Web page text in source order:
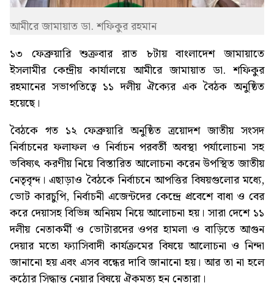
আমীরে জামায়াত ডা. শফিকুর রহমান
১৩ ফেব্রুয়ারি শুক্রবার রাত ৮টায় বাংলাদেশ জামায়াতে
ইসলামীর কেন্দ্রীয় কার্যালয়ে আমীরে জামায়াত ডা. শফিকুর
রহমানের সভাপতিত্বে ১১ দলীয় ঐক্যের এক বৈঠক অনুষ্ঠিত
হয়েছে।
বৈঠকে গত ১২ ফেব্রুয়ারি অনুষ্ঠিত ত্রয়োদশ জাতীয় সংসদ
নির্বাচনের ফলাফল ও নির্বাচন পরবর্তী অবস্থা পর্যালোচনা সহ
ভবিষ্যৎ করণীয় নিয়ে বিস্তারিত আলোচনা করেন উপস্থিত জাতীয়
নেতৃবৃন্দ। এছাড়াও বৈঠকে নির্বাচনে আপত্তির বিষয়গুলোর মধ্যে,
ভোট কারচুপি, নির্বাচনী এজেন্টদের কেন্দ্রে প্রবেশে বাধা ও বের
করে দেয়াসহ বিভিন্ন অনিয়ম নিয়ে আলোচনা হয়। সারা দেশে ১১
দলীয় নেতাকর্মী ও ভোটারদের ওপর হামলা ও বাড়িতে আগুন
দেয়ার মতো ফ্যাসিবাদী কার্যক্রমের বিষয়ে আলোচনা ও নিন্দা
জানানো হয় এবং এসব বন্ধের দাবি জানানো হয়। আর তা না হলে
কঠোর সিদ্ধান্ত নেয়ার বিষয়ে ঐকমত্য হন নেতারা।